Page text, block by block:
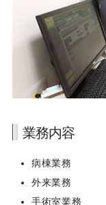
事務補助
IT（システム開発）
社内PG／SE
Webデザイナー
保育士
訪問看護師
業務内容
病棟業務
外来業務
手術室業務